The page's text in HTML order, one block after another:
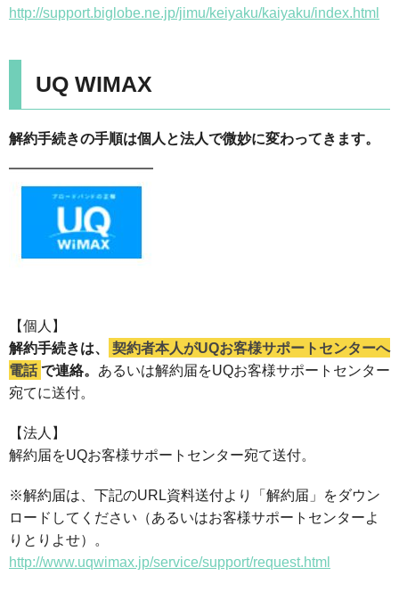
http://support.biglobe.ne.jp/jimu/keiyaku/kaiyaku/index.html
UQ WIMAX
解約手続きの手順は個人と法人で微妙に変わってきます。
【個人】
解約手続きは、
契約者本人がUQお客様サポートセンターへ
電話 で連絡。 あるいは解約届をUQお客様サポートセンター
宛てに送付。
【法人】
解約届をUQお客様サポートセンター宛て送付。
※解約届は、下記のURL資料送付より「解約届」をダウン
ロードしてください（あるいはお客様サポートセンターよ
りとりよせ）。
http://www.uqwimax.jp/service/support/request.html